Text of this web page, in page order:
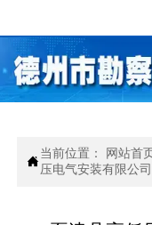

当前位置： 网站首页
压电气安装有限公